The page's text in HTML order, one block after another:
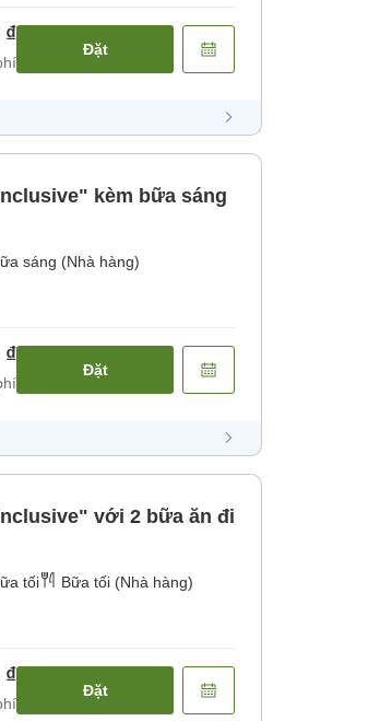
₫
Đặt
kèm bữa sáng
sáng (Nhà hàng)
₫
Đặt
với 2 bữa ăn đi
tối Bữa tối (Nhà hàng)
₫
Đặt